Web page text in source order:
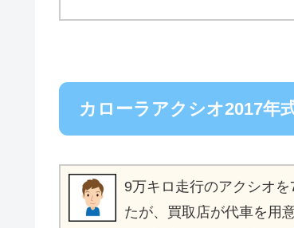
カローラアクシオ2017年
9万キロ走行のアクシオ
たが、買取店が代車を用